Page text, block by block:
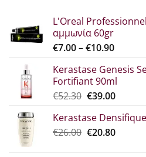
L'Oreal
αμμωνία 60gr
€7.00–€10.90Price
€7.00
through
€10.90
Kerastase Genesis
Fortifiant 90ml
€52.30 Original
was:
€52.30.
€39.00Η
τιμή
είναι:
Kerastase
€26.00 Original
€20.80Η